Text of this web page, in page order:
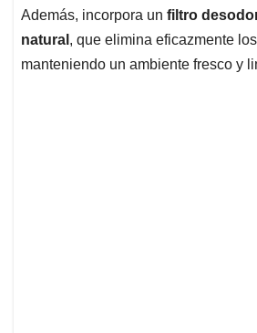
Además, incorpora un filtro
natural , que elimina eficazmente
manteniendo un ambiente fresco y